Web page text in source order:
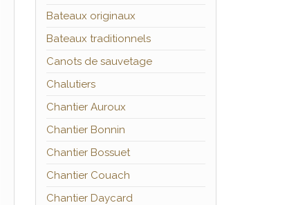
Bateaux originaux
Bateaux traditionnels
Canots de sauvetage
Chalutiers
Chantier Auroux
Chantier Bonnin
Chantier Bossuet
Chantier Couach
Chantier Daycard